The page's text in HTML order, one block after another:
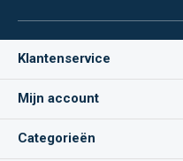
Klantenservice
Mijn account
Categorieën